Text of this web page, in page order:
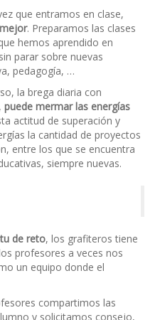
que entramos en clase,
. Preparamos las clases
hemos aprendido en
parar sobre nuevas
pedagogía, …
la brega diaria con
puede mermar las energías
actitud de superación y
la cantidad de proyectos
entre los que se encuentra
siempre nuevas.
de reto, los grafiteros tiene
profesores a veces nos
un equipo donde el
compartimos las
y solicitamos consejo,